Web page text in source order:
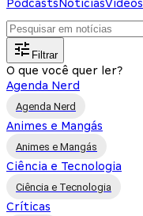
PodcastsNotíciasVídeos
Filtrar
O que você quer ler?
Agenda Nerd
Agenda Nerd
Animes e Mangás
Animes e Mangás
Ciência e Tecnologia
Ciência e Tecnologia
Críticas